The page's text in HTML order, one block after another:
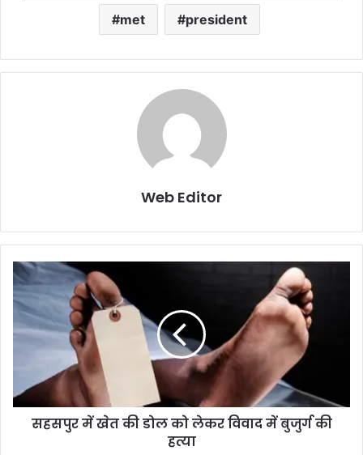
met president
Web Editor
सहसपुर में खेत की डोल को लेकर विवाद में बुजुर्ग की
हत्या